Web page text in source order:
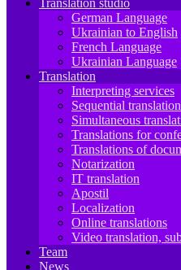
Translation studio
German Language
Ukrainian to English
French Language
Ukrainian Language
Translation
Interpreting services
Sequential translation
Simultaneous
Translations for
Translations of
Notarization
IT translation
Apostil
Localization
Online translations
Video translation,
Team
News